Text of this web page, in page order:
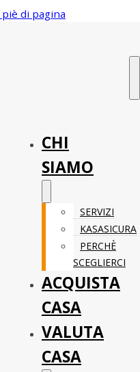
piè di pagina
CHI
SIAMO
SERVIZI
KASASICURA
PERCHÈ
SCEGLIERCI
ACQUISTA
CASA
VALUTA
CASA